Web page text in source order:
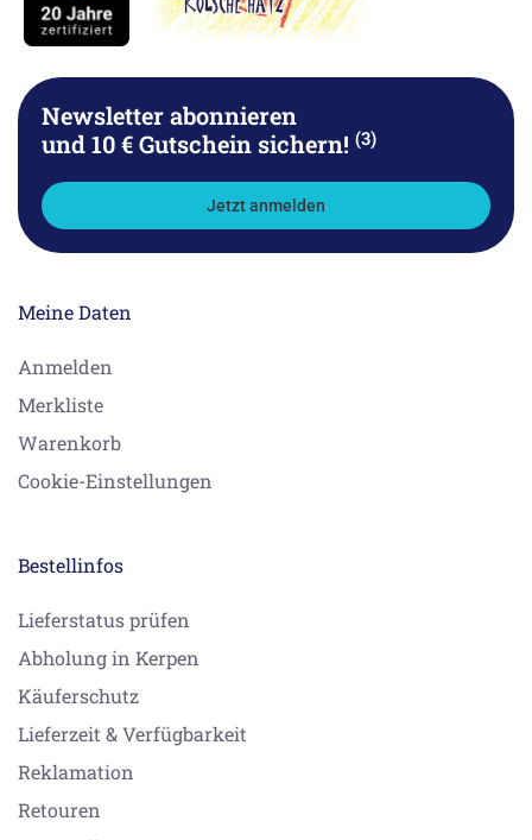
Newsletter abonnieren
und 10 € Gutschein sichern! (3)
Jetzt anmelden
Meine Daten
Anmelden
Merkliste
Warenkorb
Cookie-Einstellungen
Bestellinfos
Lieferstatus prüfen
Abholung in Kerpen
Käuferschutz
Lieferzeit & Verfügbarkeit
Reklamation
Retouren